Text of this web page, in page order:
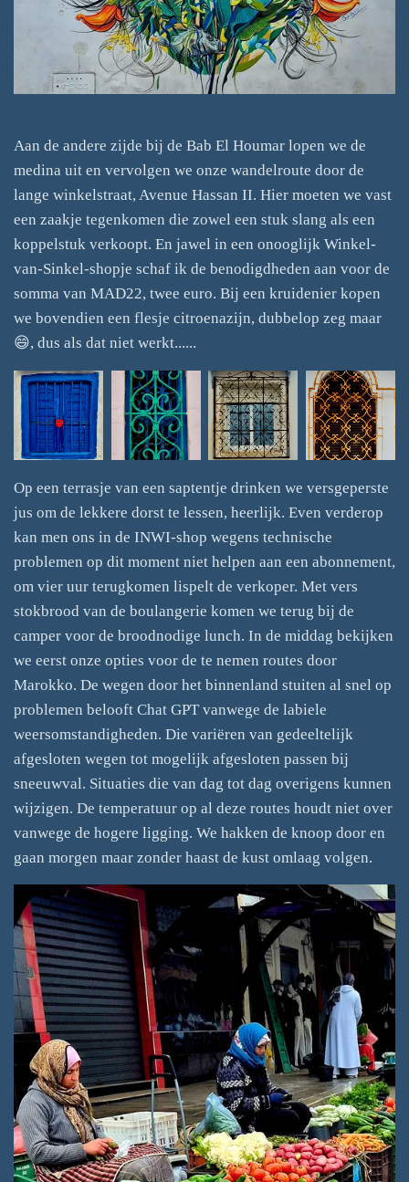
Aan de andere zijde bij de Bab El Houmar lopen we de
medina uit en vervolgen we onze wandelroute door de
lange winkelstraat, Avenue Hassan II. Hier moeten we vast
een zaakje tegenkomen die zowel een stuk slang als een
koppelstuk verkoopt. En jawel in een onooglijk Winkel-
van-Sinkel-shopje schaf ik de benodigdheden aan voor de
somma van MAD22, twee euro. Bij een kruidenier kopen
we bovendien een flesje citroenazijn, dubbelop zeg maar
😄, dus als dat niet werkt......
Op een terrasje van een saptentje drinken we versgeperste
jus om de lekkere dorst te lessen, heerlijk. Even verderop
kan men ons in de INWI-shop wegens technische
problemen op dit moment niet helpen aan een abonnement,
om vier uur terugkomen lispelt de verkoper. Met vers
stokbrood van de boulangerie komen we terug bij de
camper voor de broodnodige lunch. In de middag bekijken
we eerst onze opties voor de te nemen routes door
Marokko. De wegen door het binnenland stuiten al snel op
problemen belooft Chat GPT vanwege de labiele
weersomstandigheden. Die variëren van gedeeltelijk
afgesloten wegen tot mogelijk afgesloten passen bij
sneeuwval. Situaties die van dag tot dag overigens kunnen
wijzigen. De temperatuur op al deze routes houdt niet over
vanwege de hogere ligging. We hakken de knoop door en
gaan morgen maar zonder haast de kust omlaag volgen.